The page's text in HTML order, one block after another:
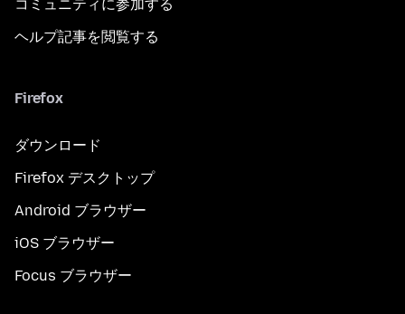
コミュニティに参加する
ヘルプ記事を閲覧する
Firefox
ダウンロード
Firefox デスクトップ
Android ブラウザー
iOS ブラウザー
Focus ブラウザー